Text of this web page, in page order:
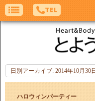
日別アーカイブ: 2014年10月30
ハロウィンパーティー